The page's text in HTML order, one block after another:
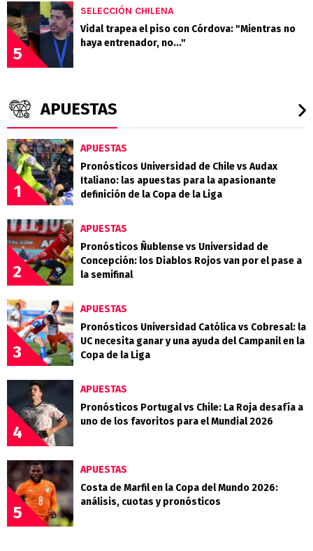
5
SELECCIÓN CHILENA
Vidal trapea el piso con Córdova: "Mientras no
haya entrenador, no..."
APUESTAS
1
APUESTAS
Pronósticos Universidad de Chile vs Audax
Italiano: las apuestas para la apasionante
definición de la Copa de la Liga
2
APUESTAS
Pronósticos Ñublense vs Universidad de
Concepción: los Diablos Rojos van por el pase a
la semifinal
3
APUESTAS
Pronósticos Universidad Católica vs Cobresal: la
UC necesita ganar y una ayuda del Campanil en la
Copa de la Liga
4
APUESTAS
Pronósticos Portugal vs Chile: La Roja desafía a
uno de los favoritos para el Mundial 2026
5
APUESTAS
Costa de Marfil en la Copa del Mundo 2026:
análisis, cuotas y pronósticos